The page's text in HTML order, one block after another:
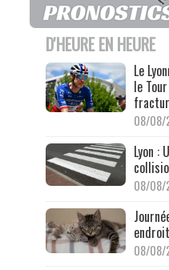
D'HEURE EN HEURE
Le
le
08/08/
Lyon :
08/08/
08/08/